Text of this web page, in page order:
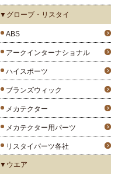
▼グローブ・リスタイ
ABS
アークインターナショナル
ハイスポーツ
ブランズウィック
メカテクター
メカテクター用パーツ
リスタイパーツ各社
▼ウエア